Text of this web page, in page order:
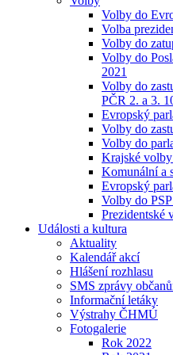
Volby do
Volba
Volby do
Volby do
2021
Volby do
PČR 2. a 3.
Evropský
Volby do
Volby do
Krajské
Komunální a
Evropský
Volby do
Prezidentské
Události a kultura
Aktuality
Kalendář akcí
Hlášení rozhlasu
SMS zprávy
Informační letáky
Výstrahy ČHMÚ
Fotogalerie
Rok 2022